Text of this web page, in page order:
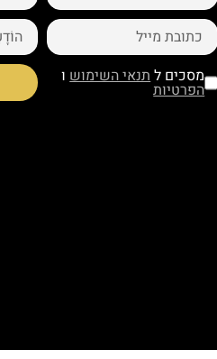
מסכים ל תנאי השימוש ו
הפרטיות